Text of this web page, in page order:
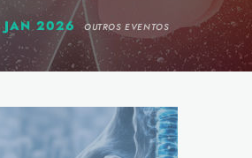
2026 OUTROS EVENTOS